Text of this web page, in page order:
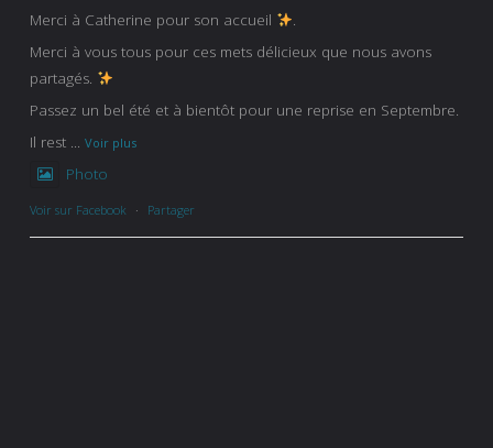
Merci à Catherine pour son accueil
.
Merci à vous tous pour ces mets délicieux que nous avons
partagés.
Passez un bel été et à bientôt pour une reprise en Septembre.
Il rest ... Voir plus
Photo
Voir sur Facebook · Partager